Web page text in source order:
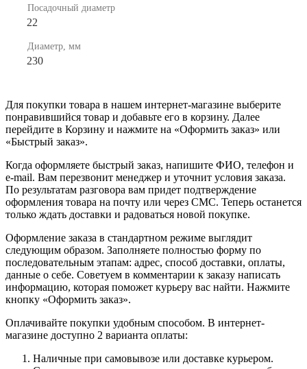
Посадочный диаметр
22
Диаметр, мм
230
Для покупки товара в нашем интернет-магазине выберите
понравившийся товар и добавьте его в корзину. Далее
перейдите в Корзину и нажмите на «Оформить заказ» или
«Быстрый заказ».
Когда оформляете быстрый заказ, напишите ФИО, телефон и
e-mail. Вам перезвонит менеджер и уточнит условия заказа.
По результатам разговора вам придет подтверждение
оформления товара на почту или через СМС. Теперь останется
только ждать доставки и радоваться новой покупке.
Оформление заказа в стандартном режиме выглядит
следующим образом. Заполняете полностью форму по
последовательным этапам: адрес, способ доставки, оплаты,
данные о себе. Советуем в комментарии к заказу написать
информацию, которая поможет курьеру вас найти. Нажмите
кнопку «Оформить заказ».
Оплачивайте покупки удобным способом. В интернет-
магазине доступно 2 варианта оплаты:
Наличные при самовывозе или доставке курьером.